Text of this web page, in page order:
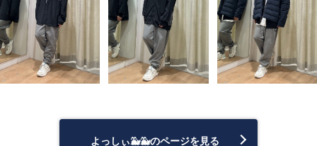
よっしぃ🐳🐳のページを見る